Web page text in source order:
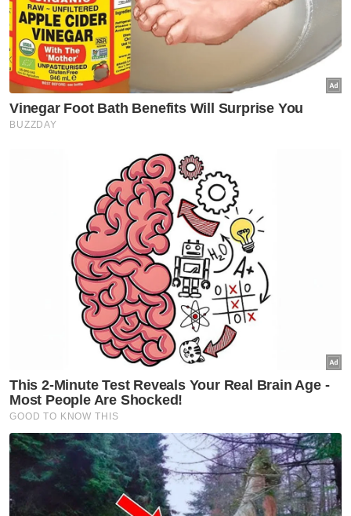
pemandu lori dari arah bertentangan.
"Akibat kemalangan itu, mangsa mengalami
kecederaan parah dan disahkan meninggal
dunia di tempat kejadian," katanya.
Sharif Shai berkata, kes itu disiasat di bawah
"Orang ramai yang menyaksikan kejadian
diminta tampil menyalurkan maklumat bagi
membantu siasatan," ujarnya.
Artikel Berkaitan:
Pekerja ladang maut, tunang parah dirempuh lori
Seorang maut, empat cedera dalam kemalangan
enam kenderaan di Jempol
Pelajar IKBN maut kemalangan bakal terima
RM20,000 seorang
Muat turun aplikasi Sinar Harian.Klik di sini!
Kemalangan
PDRM